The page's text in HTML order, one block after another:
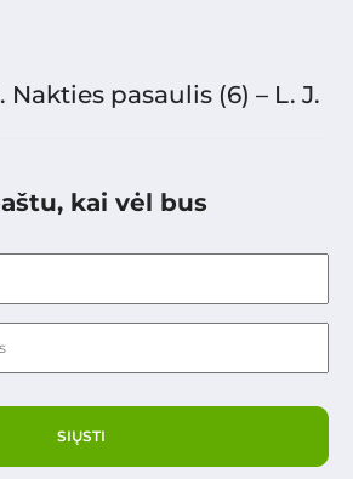
Nakties pasaulis (6) – L. J.
kai vėl bus